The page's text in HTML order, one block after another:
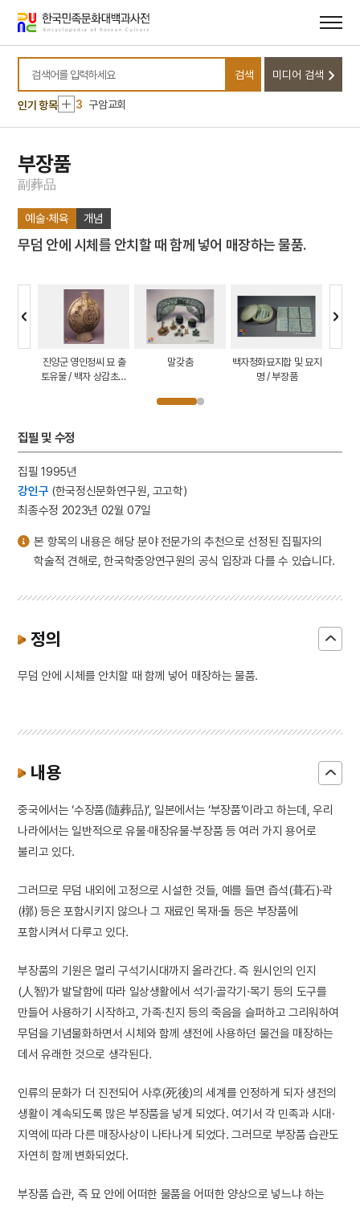
바로가기
바로가기
검색어를 입력하세요
검색 미디어 검색
인기 항목
10 님의 침묵
1 금성대군
2 신위
3 구암교회
4 이리역 폭발 사고
국방비
9 기성기생양성소
1 금성대군
2 신위
3 구암교회
4 이리역 폭발 사고
8
9 기성기생양성소
10 님의 침묵
부장품
副葬品
예술·체육 개념
무덤 안에 시체를 안치할 때 함께 넣어 매장하는 물품.
진양군 영인정씨 묘 출
토유물 / 백자 상감초화
말갖춤
백자청화묘지합 및 묘지
명 / 부장품
집필 및 수정
집필 1995년
강인구 (한국정신문화연구원, 고고학)
최종수정 2023년 02월 07일
본 항목의 내용은 해당 분야 전문가의 추천으로 선정된 집필자의
학술적 견해로, 한국학중앙연구원의 공식 입장과 다를 수 있습니다.
정의
무덤 안에 시체를 안치할 때 함께 넣어 매장하는 물품.
내용
중국에서는 ‘수장품(隨葬品)’, 일본에서는 ‘부장품’이라고 하는데, 우리
나라에서는 일반적으로 유물·매장유물·부장품 등 여러 가지 용어로
불리고 있다.
그러므로 무덤 내외에 고정으로 시설한 것들, 예를 들면 즙석(葺石)·곽
(槨) 등은 포함시키지 않으나 그 재료인 목재·돌 등은 부장품에
포함시켜서 다루고 있다.
부장품의 기원은 멀리 구석기시대까지 올라간다. 즉 원시인의 인지
(人智)가 발달함에 따라 일상생활에서 석기·골각기·목기 등의 도구를
만들어 사용하기 시작하고, 가족·친지 등의 죽음을 슬퍼하고 그리워하여
무덤을 기념물화하면서 시체와 함께 생전에 사용하던 물건을 매장하는
데서 유래한 것으로 생각된다.
인류의 문화가 더 진전되어 사후(死後)의 세계를 인정하게 되자 생전의
생활이 계속되도록 많은 부장품을 넣게 되었다. 여기서 각 민족과 시대·
지역에 따라 다른 매장사상이 나타나게 되었다. 그러므로 부장품 습관도
자연히 함께 변화되었다.
부장품 습관, 즉 묘 안에 어떠한 물품을 어떠한 양상으로 넣느냐 하는